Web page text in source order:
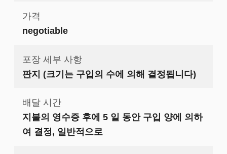
가격
negotiable
포장 세부 사항
판지 (크기는 구입의 수에 의해 결정됩니다)
배달 시간
지불의 영수증 후에 5 일 동안 구입 양에 의하
여 결정, 일반적으로